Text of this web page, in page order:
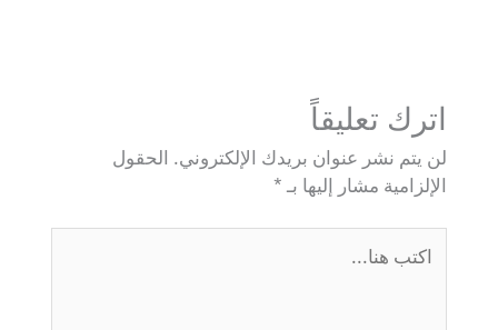
اترك تعليقاً
لن يتم نشر عنوان بريدك الإلكتروني. الحقول
الإلزامية مشار إليها بـ *
هنا...